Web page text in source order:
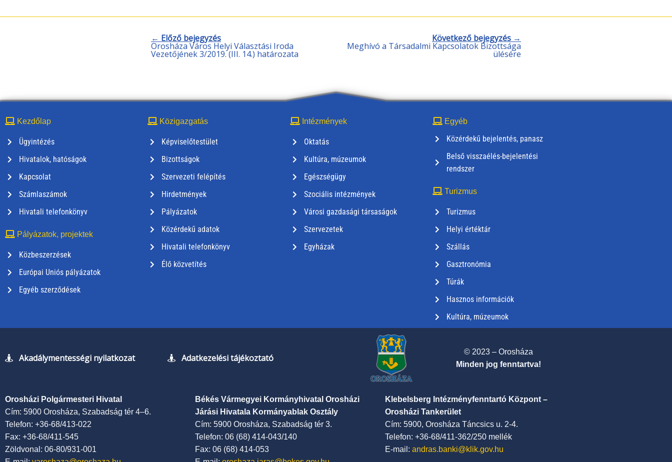
← Előző bejegyzés
Orosháza Város Helyi Választási Iroda
Vezetőjének 3/2019. (III. 14.) határozata
Következő bejegyzés →
Meghívó a Társadalmi Kapcsolatok Bizottsága
ülésére
Kezdőlap
Ügyintézés
Hivatalok, hatóságok
Kapcsolat
Számlaszámok
Hivatali telefonkönyv
Pályázatok, projektek
Közbeszerzések
Európai Uniós pályázatok
Egyéb szerződések
Közigazgatás
Képviselőtestület
Bizottságok
Szervezeti felépítés
Hirdetmények
Pályázatok
Közérdekű adatok
Hivatali telefonkönyv
Élő közvetítés
Intézmények
Oktatás
Kultúra, múzeumok
Egészségügy
Szociális intézmények
Városi gazdasági társaságok
Szervezetek
Egyházak
Egyéb
Közérdekű bejelentés, panasz
Belső visszaélés-bejelentési
rendszer
Turizmus
Turizmus
Helyi értéktár
Szállás
Gasztronómia
Túrák
Hasznos információk
Kultúra, múzeumok
Akadálymentességi nyilatkozat Adatkezelési tájékoztató
© 2023 – Orosháza
Minden jog fenntartva!
Orosházi Polgármesteri Hivatal
Cím: 5900 Orosháza, Szabadság tér 4–6.
Telefon: +36-68/413-022
Fax: +36-68/411-545
Zöldvonal: 06-80/931-001
Békés Vármegyei Kormányhivatal Orosházi
Járási Hivatala Kormányablak Osztály
Cím: 5900 Orosháza, Szabadság tér 3.
Telefon: 06 (68) 414-043/140
Fax: 06 (68) 414-053
Klebelsberg Intézményfenntartó Központ –
Orosházi Tankerület
Cím: 5900, Orosháza Táncsics u. 2-4.
Telefon: +36-68/411-362/250 mellék
E-mail: andras.banki@klik.gov.hu